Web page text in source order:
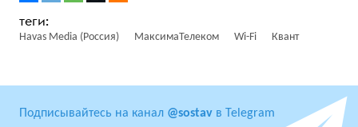
Havas Media (Россия) МаксимаТелеком Wi-Fi Квант
Подписывайтесь на канал @sostav в Telegram